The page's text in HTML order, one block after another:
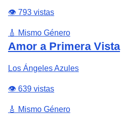
👁️ 793 vistas
🎸 Mismo Género
Amor a Primera Vista
Los Ángeles Azules
👁️ 639 vistas
🎸 Mismo Género